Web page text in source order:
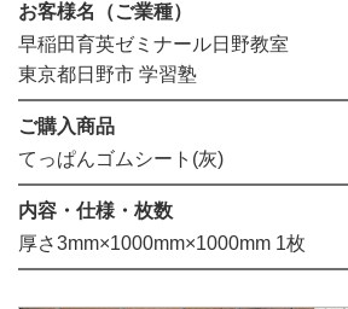
お客様名（ご業種）
早稲田育英ゼミナール日野教室
東京都日野市 学習塾
ご購入商品
てっぱんゴムシート(灰)
内容・仕様・枚数
厚さ3mm×1000mm×1000mm 1枚